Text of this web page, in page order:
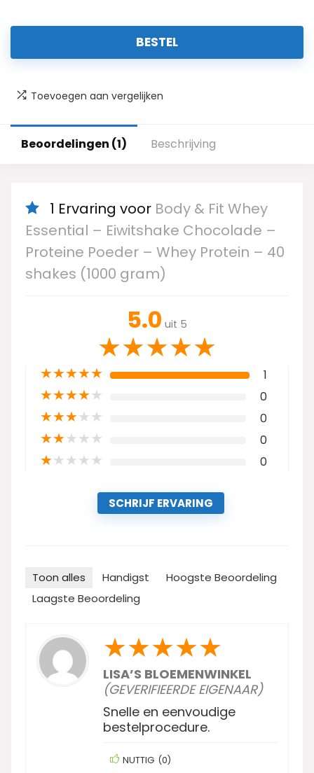
BESTEL
Toevoegen aan vergelijken
Beoordelingen (1) Beschrijving
1 Ervaring voor Body & Fit Whey
Essential – Eiwitshake Chocolade –
Proteine Poeder – Whey Protein – 40
shakes (1000 gram)
5.0 uit 5
★★★★★
★★★★★ 1
★★★★★ 0
★★★★★ 0
★★★★★ 0
★★★★★ 0
SCHRIJF ERVARING
Toon alles Handigst
Hoogste Beoordeling
Laagste Beoordeling
★★★★★
LISA’S BLOEMENWINKEL
(GEVERIFIEERDE EIGENAAR)
Snelle en eenvoudige
bestelprocedure.
NUTTIG (0)